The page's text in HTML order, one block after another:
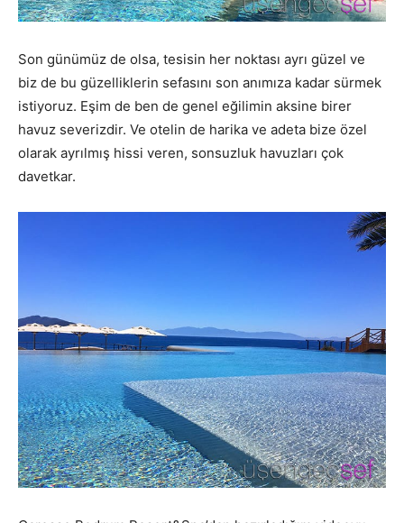
Son günümüz de olsa, tesisin her noktası ayrı güzel ve
biz de bu güzelliklerin sefasını son anımıza kadar sürmek
istiyoruz. Eşim de ben de genel eğilimin aksine birer
havuz severizdir. Ve otelin de harika ve adeta bize özel
olarak ayrılmış hissi veren, sonsuzluk havuzları çok
davetkar.